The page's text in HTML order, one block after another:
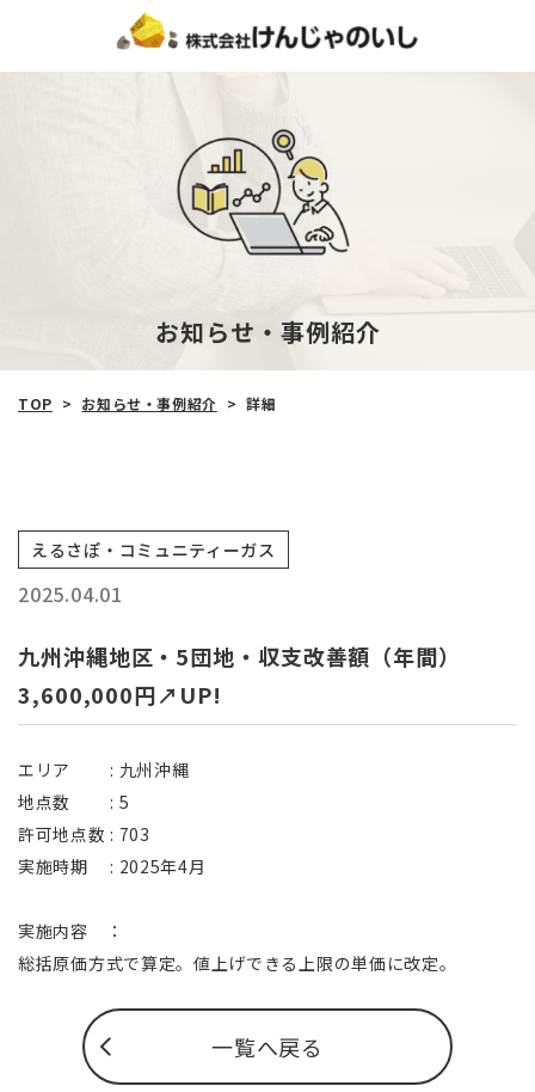
お知らせ‧事例紹介
TOP > お知らせ‧事例紹介 > 詳細
2025.04.01
えるさぽ・コミュニティーガス
九州沖縄地区・5団地・収支改善額（年間）
3,600,000円↗UP!
エリア : 九州沖縄
地点数 : 5
許可地点数 : 703
実施時期 : 2025年4月
実施内容 ：
総括原価方式で算定。値上げできる上限の単価に改定。
一覧へ戻る